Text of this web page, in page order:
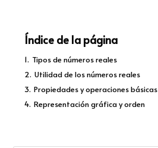
Índice de la página
1. Tipos de números reales
2. Utilidad de los números reales
3. Propiedades y operaciones básicas
4. Representación gráfica y orden